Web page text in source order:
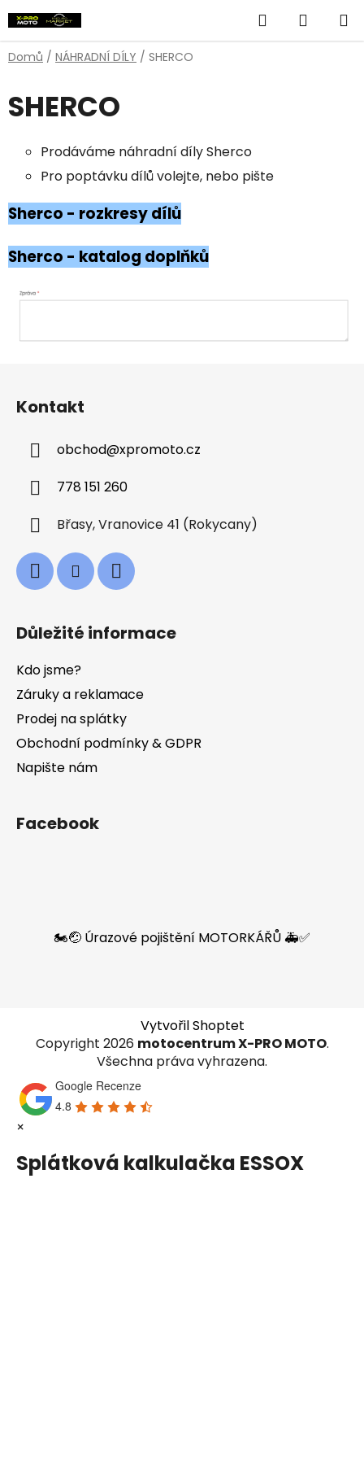
na
obsah
Hledat
KOŠÍK
Domů / NÁHRADNÍ DÍLY / SHERCO
SHERCO
Prodáváme náhradní díly Sherco
Pro poptávku dílů volejte, nebo pište
Sherco - rozkresy dílů
Sherco - katalog doplňků
Kontakt
obchod@xpromoto.cz
778 151 260
Břasy, Vranovice 41 (Rokycany)
Důležité informace
Kdo jsme?
Záruky a reklamace
Prodej na splátky
Obchodní podmínky & GDPR
Napište nám
Facebook
🏍️🤕 Úrazové pojištění MOTORKÁŘŮ 🚑✅
Vytvořil Shoptet
Copyright 2026 motocentrum X-PRO MOTO.
Všechna práva vyhrazena.
Google Recenze
4.8
×
Splátková kalkulačka ESSOX